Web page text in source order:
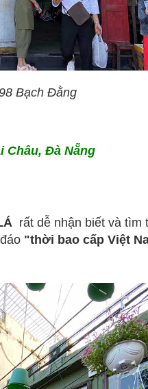
Bạch Đằng
Châu, Đà Nẵng
rất dễ nhận biết và tìm
"thời bao cấp Việt